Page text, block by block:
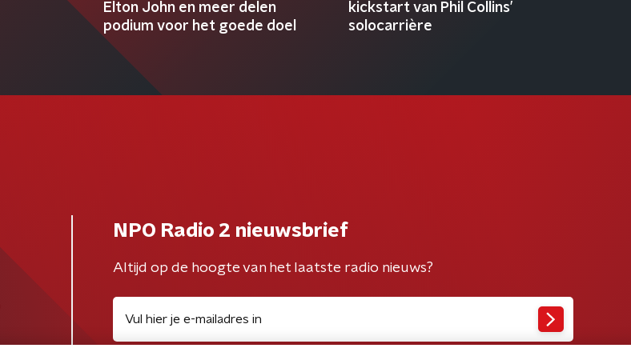
Elton John en meer delen
podium voor het goede doel
kickstart van Phil Collins’
solocarrière
NPO Radio 2 nieuwsbrief
Altijd op de hoogte van het laatste radio nieuws?